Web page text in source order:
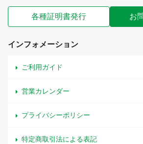
各種証明書発行 お
インフォメーション
ご利用ガイド
営業カレンダー
プライバシーポリシー
特定商取引法による表記